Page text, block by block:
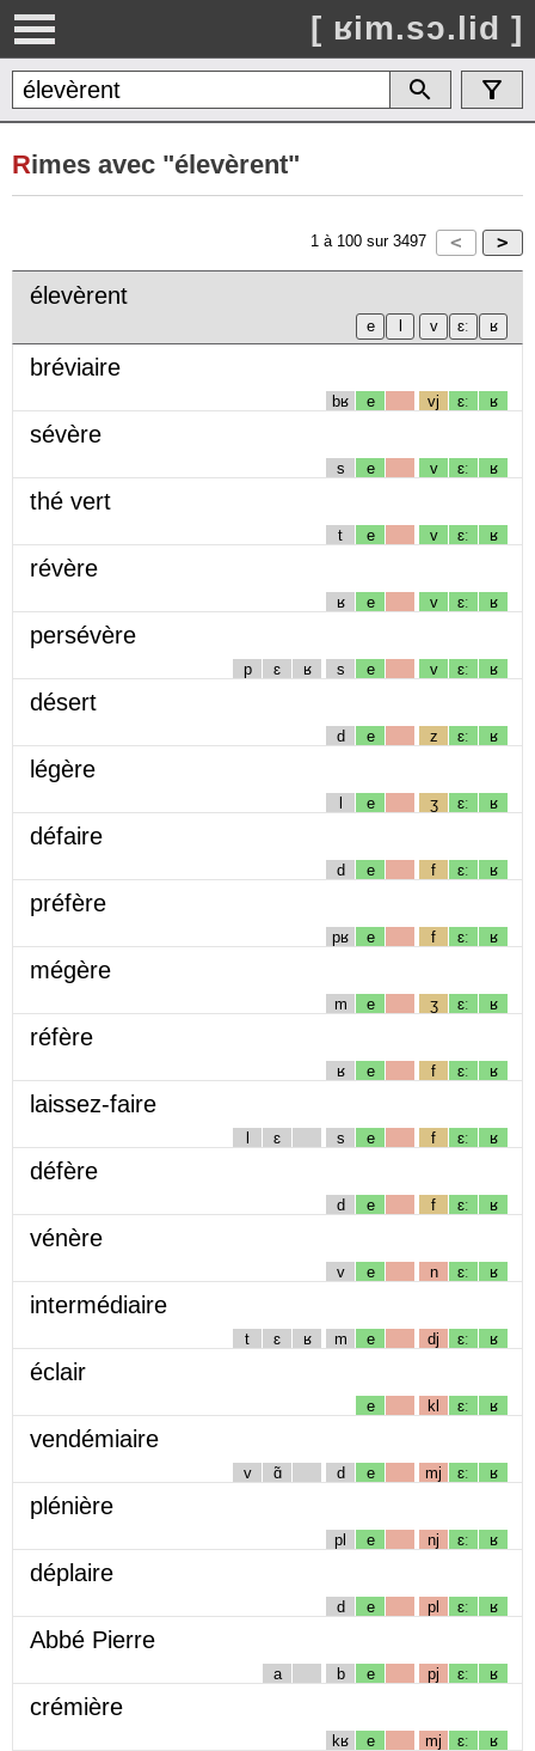
[ ʁim.sɔ.lid ]
Rimes avec "élevèrent"
1 à 100 sur 3497
élevèrent
bréviaire
bʁ e vj ɛː ʁ
sévère
s e v ɛː ʁ
thé vert
t e v ɛː ʁ
révère
ʁ e v ɛː ʁ
persévère
p ɛ ʁ s e v ɛː ʁ
désert
d e z ɛː ʁ
légère
l e ʒ ɛː ʁ
défaire
d e f ɛː ʁ
préfère
pʁ e f ɛː ʁ
mégère
m e ʒ ɛː ʁ
réfère
ʁ e f ɛː ʁ
laissez-faire
l ɛ s e f ɛː ʁ
défère
d e f ɛː ʁ
vénère
v e n ɛː ʁ
intermédiaire
t ɛ ʁ m e dj ɛː ʁ
éclair
e kl ɛː ʁ
vendémiaire
v ɑ̃ d e mj ɛː ʁ
plénière
pl e nj ɛː ʁ
déplaire
d e pl ɛː ʁ
Abbé Pierre
a b e pj ɛː ʁ
crémière
kʁ e mj ɛː ʁ